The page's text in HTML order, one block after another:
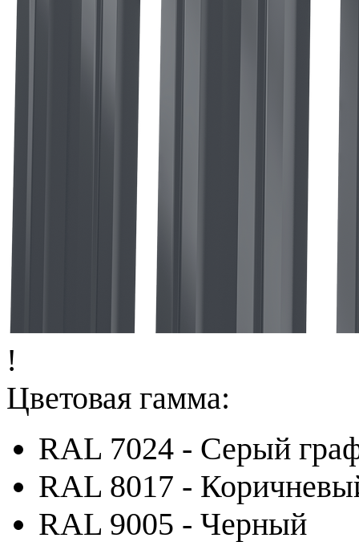
!
Цветовая гамма:
RAL 7024 - Серый
RAL 8017 -
RAL 9005 - Черный